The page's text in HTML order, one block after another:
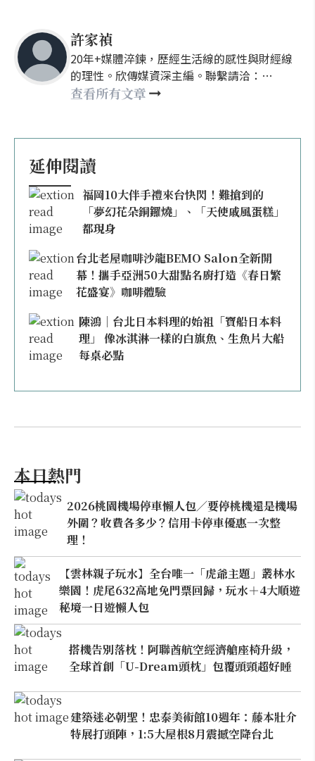
許家禎
20年+媒體淬鍊，歷經生活線的感性與財經線
的理性。欣傳媒資深主編。聯繫請洽：
nellyhsu@xinmedia.com
查看所有文章
延伸閱讀
福岡10大伴手禮來台快閃！難搶到的
「夢幻花朵銅鑼燒」、「天使戚風蛋糕」
都現身
台北老屋咖啡沙龍BEMO Salon全新開
幕！攜手亞洲50大甜點名廚打造《春日繁
花盛宴》咖啡體驗
陳鴻｜台北日本料理的始祖「寶船日本料
理」 像冰淇淋一樣的白旗魚、生魚片大船
每桌必點
本日熱門
2026桃園機場停車懶人包／要停桃機還是機場
外圍？收費各多少？信用卡停車優惠一次整
理！
【雲林親子玩水】全台唯一「虎爺主題」叢林水
樂園！虎尾632高地免門票回歸，玩水＋4大順遊
秘境一日遊懶人包
搭機告別落枕！阿聯酋航空經濟艙座椅升級，
全球首創「U-Dream頭枕」包覆頭頸超好睡
建築迷必朝聖！忠泰美術館10週年：藤本壯介
特展打頭陣，1:5大屋根8月震撼空降台北